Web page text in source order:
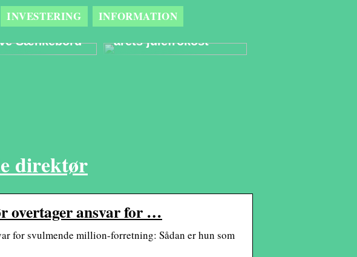
INVESTERING INFORMATION
Med
Sænkebord
Derfor er et
eventbureau den
bedste partner til
årets julefrokost
direktør
overtager ansvar for …
for svulmende million-forretning: Sådan er hun som